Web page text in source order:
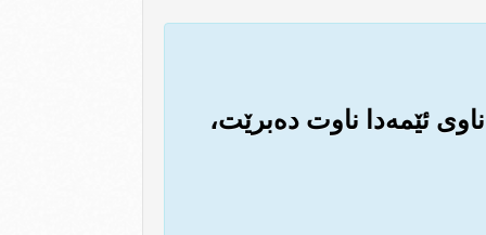
ئێمه‌دا ناوت ده‌برێت،